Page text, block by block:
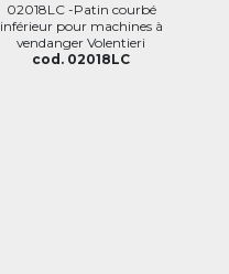
02018LC -Patin courbé
inférieur pour machines à
vendanger Volentieri
cod. 02018LC